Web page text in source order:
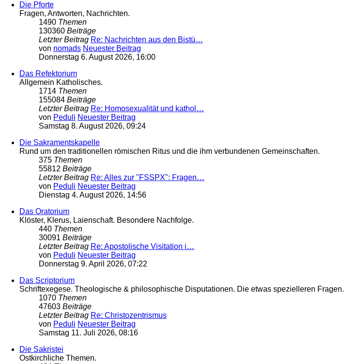
Die Pforte
Fragen, Antworten, Nachrichten.
1490 Themen
130360 Beiträge
Letzter Beitrag Re: Nachrichten aus den Bistü…
von nomads Neuester Beitrag
Donnerstag 6. August 2026, 16:00
Das Refektorium
Allgemein Katholisches.
1714 Themen
155084 Beiträge
Letzter Beitrag Re: Homosexualität und kathol…
von Peduli Neuester Beitrag
Samstag 8. August 2026, 09:24
Die Sakramentskapelle
Rund um den traditionellen römischen Ritus und die ihm verbundenen Gemeinschaften.
375 Themen
55812 Beiträge
Letzter Beitrag Re: Alles zur "FSSPX": Fragen…
von Peduli Neuester Beitrag
Dienstag 4. August 2026, 14:56
Das Oratorium
Klöster, Klerus, Laienschaft. Besondere Nachfolge.
440 Themen
30091 Beiträge
Letzter Beitrag Re: Apostolische Visitation i…
von Peduli Neuester Beitrag
Donnerstag 9. April 2026, 07:22
Das Scriptorium
Schriftexegese. Theologische & philosophische Disputationen. Die etwas spezielleren Fragen.
1070 Themen
47603 Beiträge
Letzter Beitrag Re: Christozentrismus
von Peduli Neuester Beitrag
Samstag 11. Juli 2026, 08:16
Die Sakristei
Ostkirchliche Themen.